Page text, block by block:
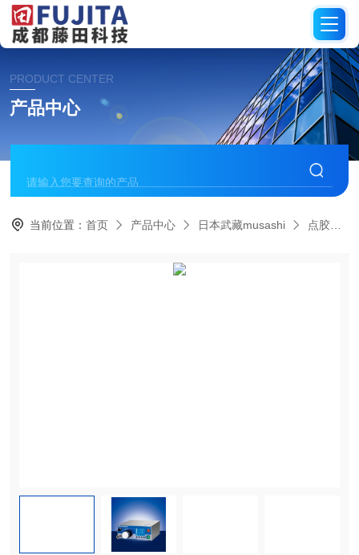
PRODUCT CENTER
产品中心
当前位置：首页 产品中心 日本武藏musashi 点胶机